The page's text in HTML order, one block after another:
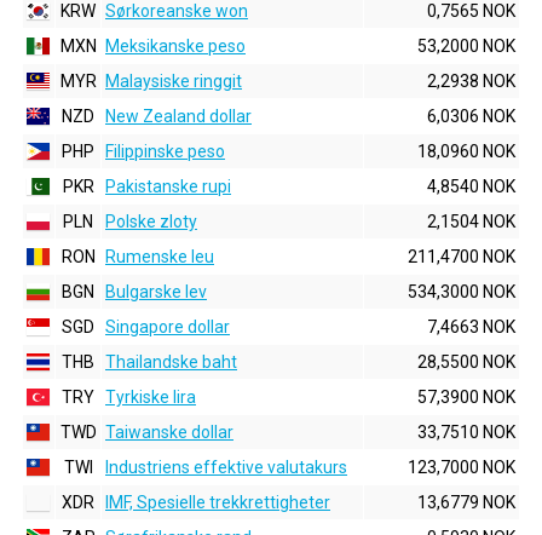
KRW Sørkoreanske won
0,7565 NOK
MXN
Meksikanske peso
53,2000 NOK
MYR
Malaysiske ringgit
2,2938 NOK
NZD
New Zealand dollar
6,0306 NOK
PHP
Filippinske peso
18,0960 NOK
PKR
Pakistanske rupi
4,8540 NOK
PLN
Polske zloty
2,1504 NOK
RON
Rumenske leu
211,4700 NOK
BGN
Bulgarske lev
534,3000 NOK
SGD
Singapore dollar
7,4663 NOK
THB
Thailandske baht
28,5500 NOK
TRY Tyrkiske lira
57,3900 NOK
TWD Taiwanske dollar
33,7510 NOK
TWI
Industriens effektive valutakurs
123,7000 NOK
XDR
IMF, Spesielle trekkrettigheter
13,6779 NOK